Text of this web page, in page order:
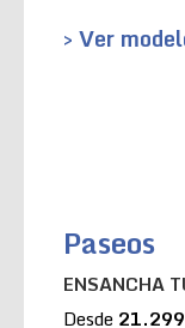
> Ver
Paseos
ENSANCHA
Desde